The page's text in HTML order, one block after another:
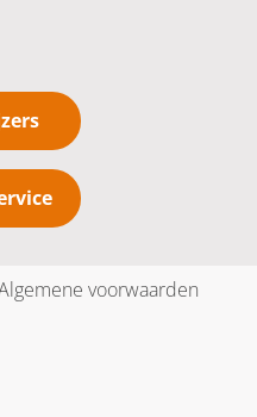
voorwaarden